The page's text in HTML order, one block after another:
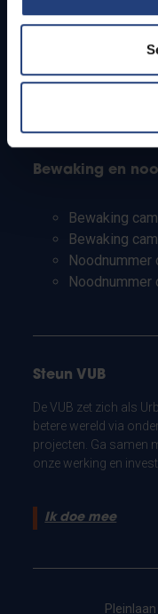
Studenten
PhD-
Leerkrachten
Bewaking en
Bewaking
Bewaking
Noodnummer
Steun VUB
De VUB zet zich als
betere wereld via
projecten. Ga samen
onze werking en
Ik doe mee